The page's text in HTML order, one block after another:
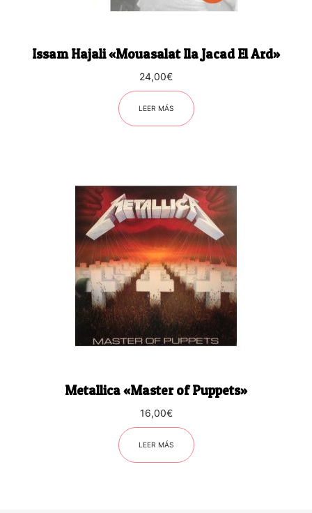
Issam Hajali «Mouasalat Ila Jacad El Ard»
24,00€
LEER MÁS
Metallica «Master of Puppets»
16,00€
LEER MÁS